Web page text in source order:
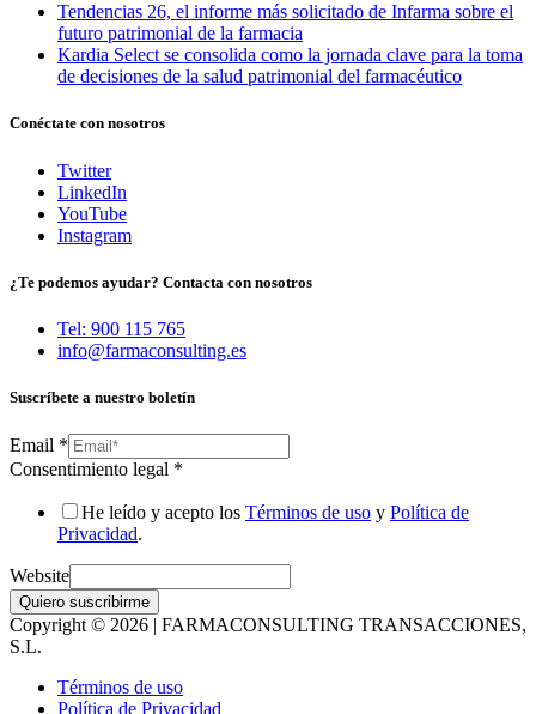
Tendencias 26, el informe más solicitado de Infarma sobre el
futuro patrimonial de la farmacia
Kardia Select se consolida como la jornada clave para la toma
de decisiones de la salud patrimonial del farmacéutico
Conéctate con nosotros
Twitter
LinkedIn
YouTube
Instagram
¿Te podemos ayudar? Contacta con nosotros
Tel: 900 115 765
info@farmaconsulting.es
Suscríbete a nuestro boletín
Email *
Consentimiento legal *
He leído y acepto los Términos de uso y Política de
Privacidad.
Website
Quiero suscribirme
Copyright © 2026 | FARMACONSULTING TRANSACCIONES,
S.L.
Términos de uso
Política de Privacidad